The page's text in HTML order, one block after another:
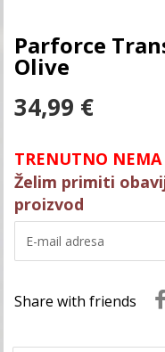
Parforce
Olive
34,99 €
TRENUTNO
Želim primiti
proizvod